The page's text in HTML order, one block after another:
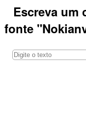
Escreva um
fonte